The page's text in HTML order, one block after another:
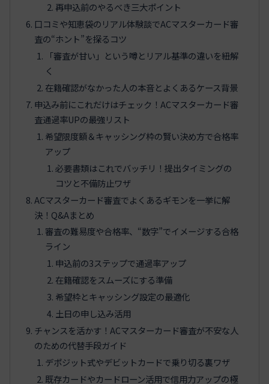
再申込前のやるべき三大ポイント
口コミや知恵袋のリアル体験談でACマスターカード審
査の“ホント”を探るコツ
「審査が甘い」という噂とリアル基準の違いを紐解
く
在籍確認がなかった人の本音とよくあるケース背景
申込み前にこれだけはチェック！ACマスターカード審
査通過率UPの最強リスト
希望限度額＆キャッシング枠の賢い決め方で合格率
アップ
必要書類はこれでバッチリ！提出タイミングの
コツと不備防止ワザ
ACマスターカード審査でよくあるギモンを一挙に解
決！Q&Aまとめ
審査の難易度や合格率、“数字”でイメージする合格
ライン
申込前の3ステップで通過率アップ
在籍確認をスムーズにする準備
希望枠とキャッシング設定の最適化
土日の申し込み活用
チャンスを活かす！ACマスターカード審査が不安な人
のための代替手段ガイド
デポジット式やデビットカードで乗り切る裏ワザ
既存カードやカードローン活用で信用力アップの極